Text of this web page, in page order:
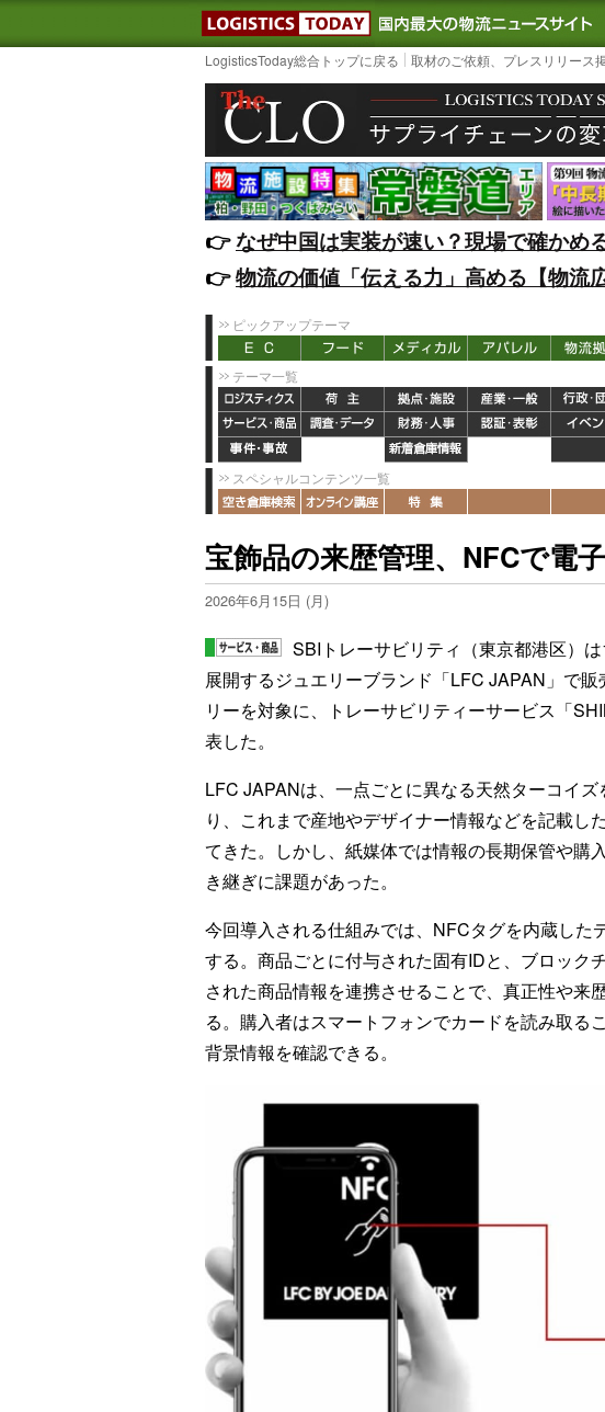
LOGISTICS TODAY｜国内最
LogisticsToday総合トップに戻る 取材のご依頼、プレスリリース
👉️なぜ中国は実装が速い？現場で確かめ
👉️物流の価値「伝える力」高める【物流
ピックアップテーマ
テーマ一覧
スペシャルコンテンツ一覧
宝飾品の来歴管理、NFCで電
2026年6月15日 (月)
SBIトレーサビリティ（東京都港区）
展開するジュエリーブランド「LFC JAPAN」で
リーを対象に、トレーサビリティーサービス「
表した。
LFC JAPANは、一点ごとに異なる天然ターコイ
り、これまで産地やデザイナー情報などを記載し
てきた。しかし、紙媒体では情報の長期保管や購
き継ぎに課題があった。
今回導入される仕組みでは、NFCタグを内蔵した
する。商品ごとに付与された固有IDと、ブロック
された商品情報を連携させることで、真正性や来
る。購入者はスマートフォンでカードを読み取る
背景情報を確認できる。